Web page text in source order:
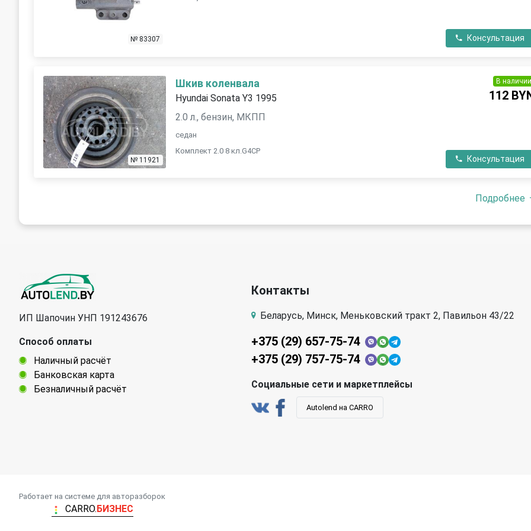
№ 83307 Консультация
№ 11921
Шкив коленвала
Hyundai Sonata Y3 1995
2.0 л., бензин, МКПП
седан
Комплект 2.0 8 кл.G4CP
В
112
Консультация
Подробнее
ИП Шапочин УНП 191243676
Способ оплаты
Наличный расчёт
Банковская карта
Безналичный расчёт
Контакты
Беларусь, Минск, Меньковский тракт 2, Павильон 43/22
+375 (29) 657-75-74
+375 (29) 757-75-74
Социальные сети и маркетплейсы
Autolend на CARRO
Работает на системе для авторазборок
CARRO. БИЗНЕС